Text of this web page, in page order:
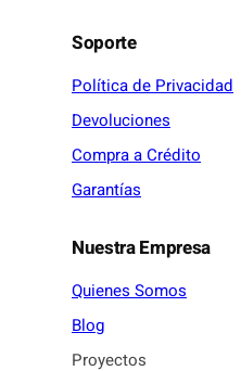
Soporte
Política de Privacidad
Devoluciones
Compra a Crédito
Garantías
Nuestra Empresa
Quienes Somos
Blog
Proyectos